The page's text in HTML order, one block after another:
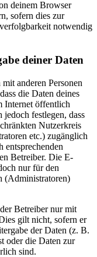
deinem Browser
sofern dies zur
notwendig
deiner Daten
anderen Personen
die Daten deines
Internet öffentlich
festlegen, dass
Nutzerkreis
etc.) zugänglich
entsprechenden
Betreiber. Die E-
nur für den
(Administratoren)
Betreiber nur mit
gilt nicht, sofern er
der Daten (z. B.
oder die Daten zur
sind.